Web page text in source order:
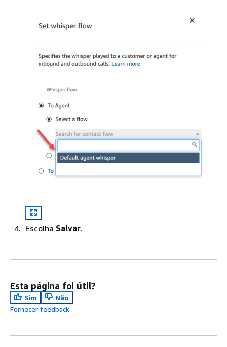
Escolha Salvar.
Esta página foi útil?
Sim
Não
Fornecer feedback